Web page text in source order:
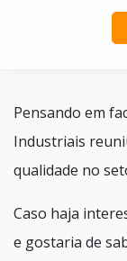
Pensando em
Industriais
qualidade no
Caso haja
e gostaria de